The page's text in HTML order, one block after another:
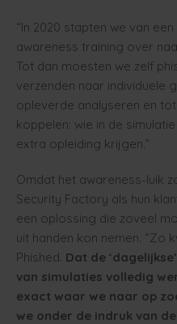
“In 2020 stapten we van
awareness training over
Tot dan moesten we zelf
verzenden naar individuele
opleverde analyseren en
koppelen: wie in de
extra opleiding krijgen.”
Omdat het awareness-luik
Security Factory als hun
een oplossing die zoveel
uit handen kon nemen. “Zo
Phished. Dat de
van simulaties volledig
exact waar we naar op
we onder de indruk van